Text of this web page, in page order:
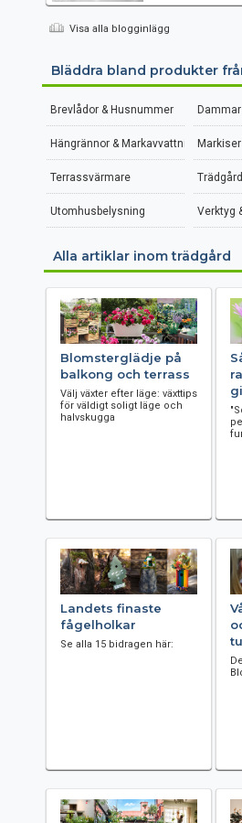
Visa alla blogginlägg
Bläddra bland produkter
Brevlådor & Husnummer
Hängrännor & Markavvattning
Terrassvärmare
Utomhusbelysning Verktyg
Alla artiklar inom trädgård
Blomsterglädje på
balkong och terrass
Välj växter efter läge: växttips
för väldigt soligt läge och
halvskugga
Landets finaste
fågelholkar
Se alla 15 bidragen här: